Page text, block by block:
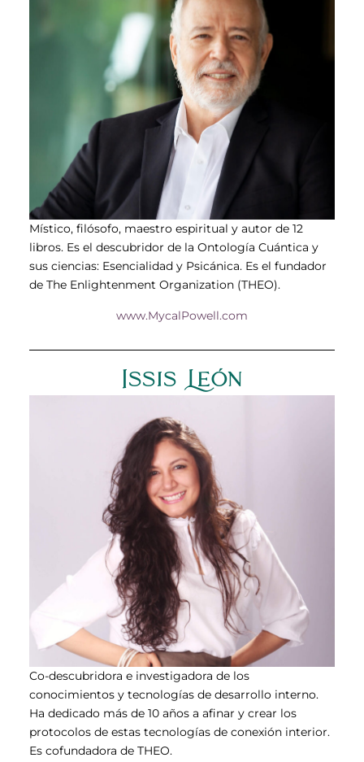
Místico, filósofo, maestro espiritual y autor de 12
libros. Es el descubridor de la Ontología Cuántica y
sus ciencias: Esencialidad y Psicánica. Es el fundador
de The Enlightenment Organization (THEO).
www.MycalPowell.com
Issis León
Co-descubridora e investigadora de los
conocimientos y tecnologías de desarrollo interno.
Ha dedicado más de 10 años a afinar y crear los
protocolos de estas tecnologías de conexión interior.
Es cofundadora de THEO.